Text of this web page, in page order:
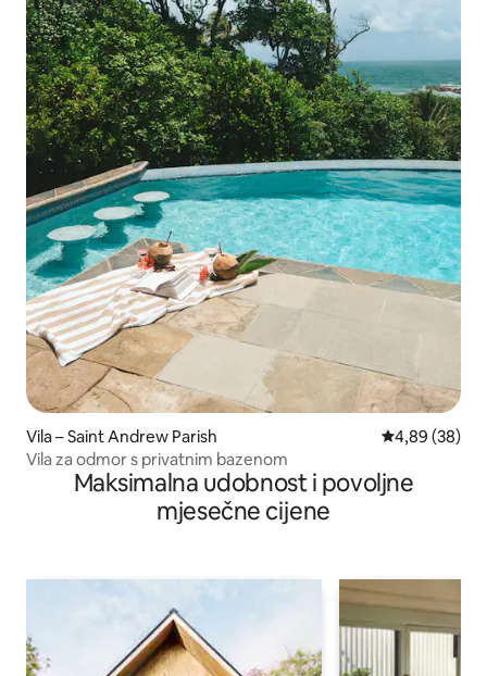
Vila – Saint Andrew Parish Prosječna
4,89 (38)
Vila za odmor s privatnim bazenom
Maksimalna udobnost i povoljne
mjesečne cijene